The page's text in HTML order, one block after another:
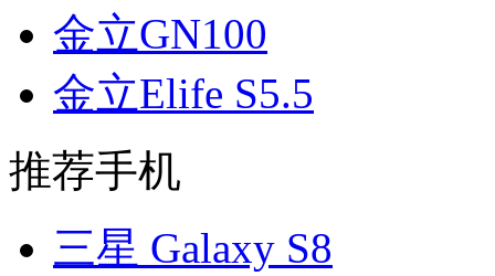
金立GN100
金立Elife S5.5
推荐手机
三星 Galaxy S8